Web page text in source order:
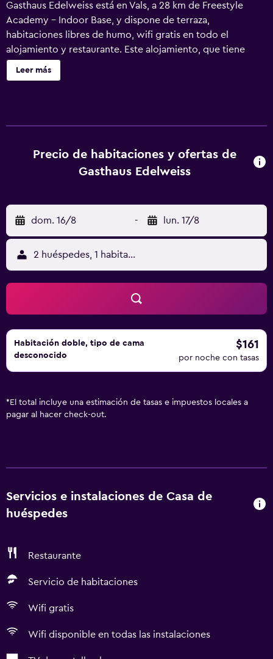
Gasthaus Edelweiss está en Vals, a 28 km de Freestyle
Academy - Indoor Base, y dispone de terraza,
habitaciones libres de humo, wifi gratis en todo el
alojamiento y restaurante. Este alojamiento, que tiene
servicio de habitaciones, también ofrece zona de juegos
infantil. Hay vistas a la montaña. En el hostal o pensión,
disponibles en el alojamiento. La clientela puede practicar
actividades en Vals y alrededores, como senderismo,
Altenrhein) está a 137 km.
Leer más
Precio de habitaciones y ofertas de
Gasthaus Edelweiss
dom. 16/8 - lun. 17/8
2 huéspedes, 1 habitación
Habitación doble, tipo de cama
desconocido
$161
por noche con tasas
* El total incluye una estimación de tasas e impuestos locales a
pagar al hacer check-out.
Servicios e instalaciones de Casa de
huéspedes
Restaurante
Servicio de habitaciones
Wifi gratis
Wifi disponible en todas las instalaciones